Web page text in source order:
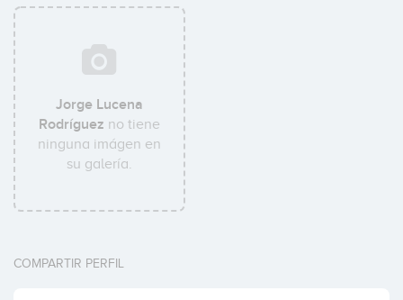
Jorge Lucena
Rodríguez no tiene
ninguna imágen en
su galería.
COMPARTIR PERFIL